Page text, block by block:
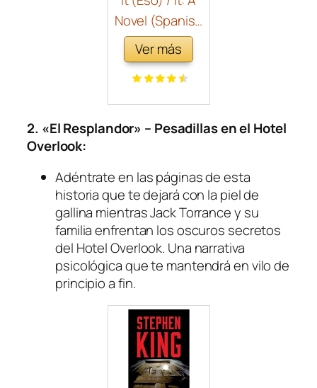
Novel (Spanish
Edition)
Ver más
2. «El Resplandor» – Pesadillas en el Hotel
Overlook:
Adéntrate en las páginas de esta
historia que te dejará con la piel de
gallina mientras Jack Torrance y su
familia enfrentan los oscuros secretos
del Hotel Overlook. Una narrativa
psicológica que te mantendrá en vilo de
principio a fin.